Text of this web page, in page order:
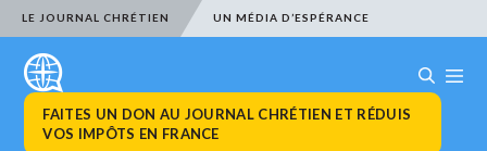
LE JOURNAL CHRÉTIEN UN MÉDIA D’ESPÉRANCE
FAITES UN DON AU JOURNAL CHRÉTIEN ET RÉDUIS
VOS IMPÔTS EN FRANCE